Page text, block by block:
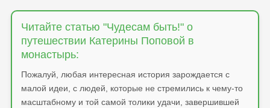
Читайте статью "Чудесам быть!" о
путешествии Катерины Поповой в
монастырь:
Пожалуй, любая интересная история зарождается с
малой идеи, с людей, которые не стремились к чему-то
масштабному и той самой толики удачи, завершившей